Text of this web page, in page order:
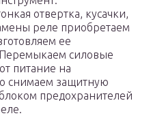
отвертка, кусачки,
реле приобретаем
ее
Перемыкаем силовые
питание на
снимаем защитную
предохранителей